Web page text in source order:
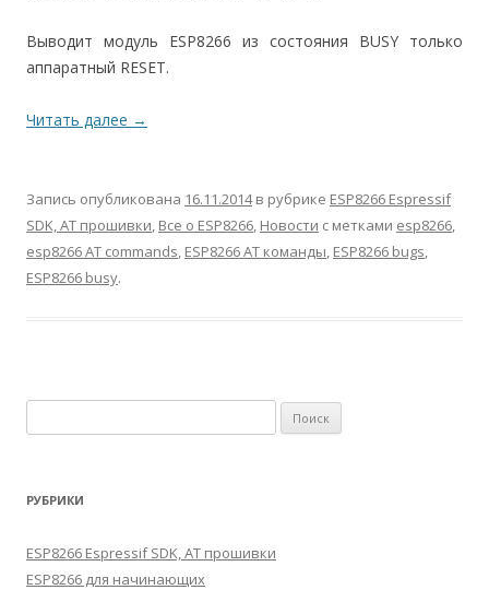
Выводит модуль ESP8266 из состояния BUSY только
аппаратный RESET.
Читать далее →
Запись опубликована 16.11.2014в рубрике ESP8266 Espressif
SDK, AT прошивки, Все о ESP8266, Новости с метками esp8266,
esp8266 AT commands, ESP8266 AT команды, ESP8266 bugs,
ESP8266 busy.
РУБРИКИ
ESP8266 Espressif SDK, AT прошивки
ESP8266 для начинающих